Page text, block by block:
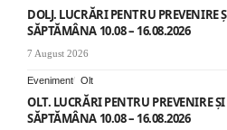
DOLJ. LUCRĂRI PENTRU PREVENIRE
SĂPTĂMÂNA 10.08 – 16.08.2026
7 August 2026
Eveniment Olt
OLT. LUCRĂRI PENTRU PREVENIRE
SĂPTĂMÂNA 10.08 – 16.08.2026